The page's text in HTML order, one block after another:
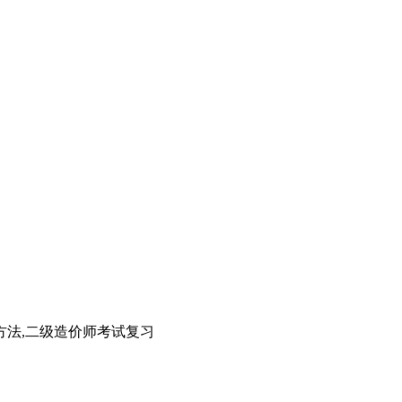
法,二级造价师考试复习